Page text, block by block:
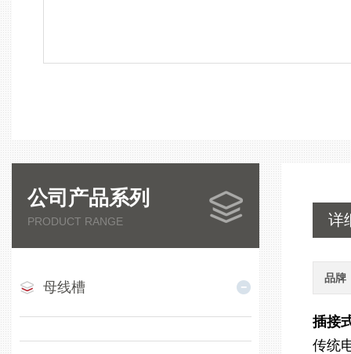
公司产品系列
PRODUCT RANGE
母线槽
详
品牌
插接
传统